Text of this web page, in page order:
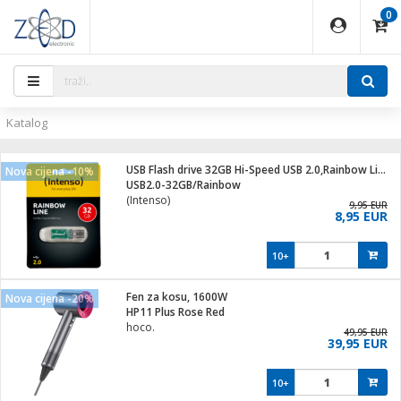
0
...
pribor
i pribor
/ G4
svjetla
grla
- Analogija
- IP
IP kamere
IP
brave
Katalog
Nova cijena -10%
USB Flash drive 32GB Hi-Speed USB 2.0,Rainbow Line,TRANSP.
USB2.0-32GB/Rainbow
(Intenso)
9,95 EUR
8,95 EUR
10+
Nova cijena -20%
Fen za kosu, 1600W
HP11 Plus Rose Red
hoco.
49,95 EUR
39,95 EUR
10+